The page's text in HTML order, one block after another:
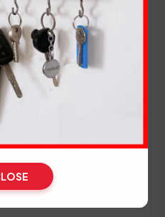
Barat
kendaraan wajib
nomor dan cek fisik
tambahan ini: